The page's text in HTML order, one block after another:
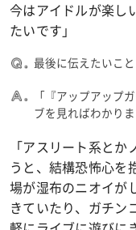
今はアイドルが楽し
たいです」
最後に伝えたいこと
「『アップアップ
ブを見ればわかりま
「アスリート系と
うと、結構恐怖心を
場が湿布のニオイが
きていたり、ガチン